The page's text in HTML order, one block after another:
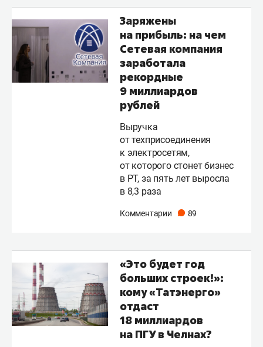
Заряжены
на прибыль: на чем
Сетевая компания
заработала
рекордные
9 миллиардов
рублей
Выручка
от техприсоединения
к электросетям,
от которого стонет бизнес
в РТ, за пять лет выросла
в 8,3 раза
Комментарии 89
«Это будет год
больших строек!»:
кому «Татэнерго»
отдаст
18 миллиардов
на ПГУ в Челнах?